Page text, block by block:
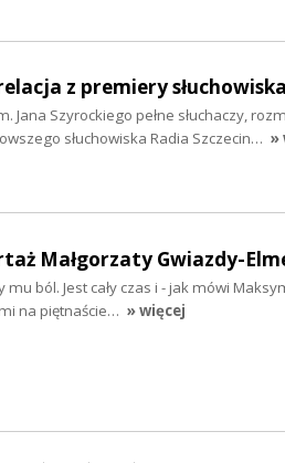
z premiery słuchowiska
Jana Szyrockiego pełne słuchaczy,
słuchowiska Radia Szczecin… »
Małgorzaty Gwiazdy-
ból. Jest cały czas i - jak mówi
na piętnaście… » więcej